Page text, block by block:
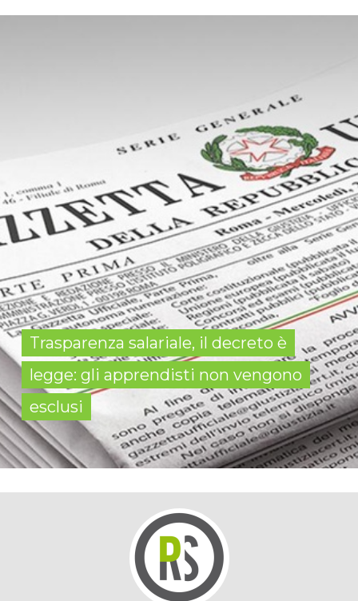
Trasparenza salariale, il decreto è
legge: gli apprendisti non vengono
esclusi